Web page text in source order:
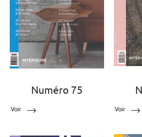
Numéro 75
Voir Voir